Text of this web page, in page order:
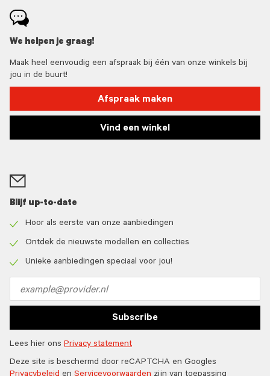
We helpen je graag!
Maak heel eenvoudig een afspraak bij één van onze winkels bij
jou in de buurt!
Afspraak maken
Vind een winkel
Blijf up-to-date
icon
Hoor als eerste van onze aanbiedingen
icon
Ontdek de nieuwste modellen en collecties
Unieke aanbiedingen speciaal voor jou!
address
Subscribe
Lees hier ons Privacy statement
Deze site is beschermd door reCAPTCHA en Googles